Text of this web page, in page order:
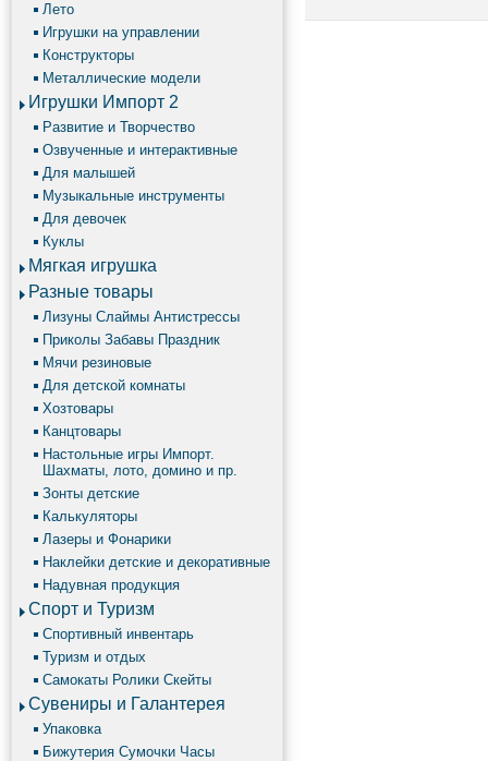
Лето
Игрушки на управлении
Конструкторы
Металлические модели
Игрушки Импорт 2
Развитие и Творчество
Озвученные и интерактивные
Для малышей
Музыкальные инструменты
Для девочек
Куклы
Мягкая игрушка
Разные товары
Лизуны Слаймы Антистрессы
Приколы Забавы Праздник
Мячи резиновые
Для детской комнаты
Хозтовары
Канцтовары
Настольные игры Импорт.
Шахматы, лото, домино и пр.
Зонты детские
Калькуляторы
Лазеры и Фонарики
Наклейки детские и декоративные
Надувная продукция
Спорт и Туризм
Спортивный инвентарь
Туризм и отдых
Самокаты Ролики Скейты
Сувениры и Галантерея
Упаковка
Бижутерия Сумочки Часы